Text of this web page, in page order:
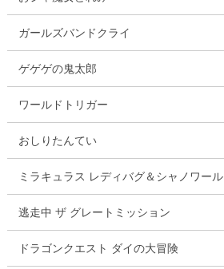
ガールズバンドクライ
ゲゲゲの鬼太郎
ワールドトリガー
おしりたんてい
ミラキュラス レディバグ＆シャノワール
逃走中 ザ グレートミッション
ドラゴンクエスト ダイの大冒険